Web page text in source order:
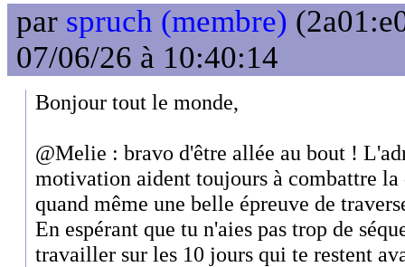
par spruch (membre)
07/06/26 à 10:40:14
Bonjour tout le monde,
@Melie : bravo d'être allée au bout !
motivation aident toujours à combattre la
quand même une belle épreuve de
En espérant que tu n'aies pas trop de
travailler sur les 10 jours qui te restent